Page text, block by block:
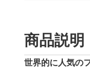
商品説明
世界的に人気の